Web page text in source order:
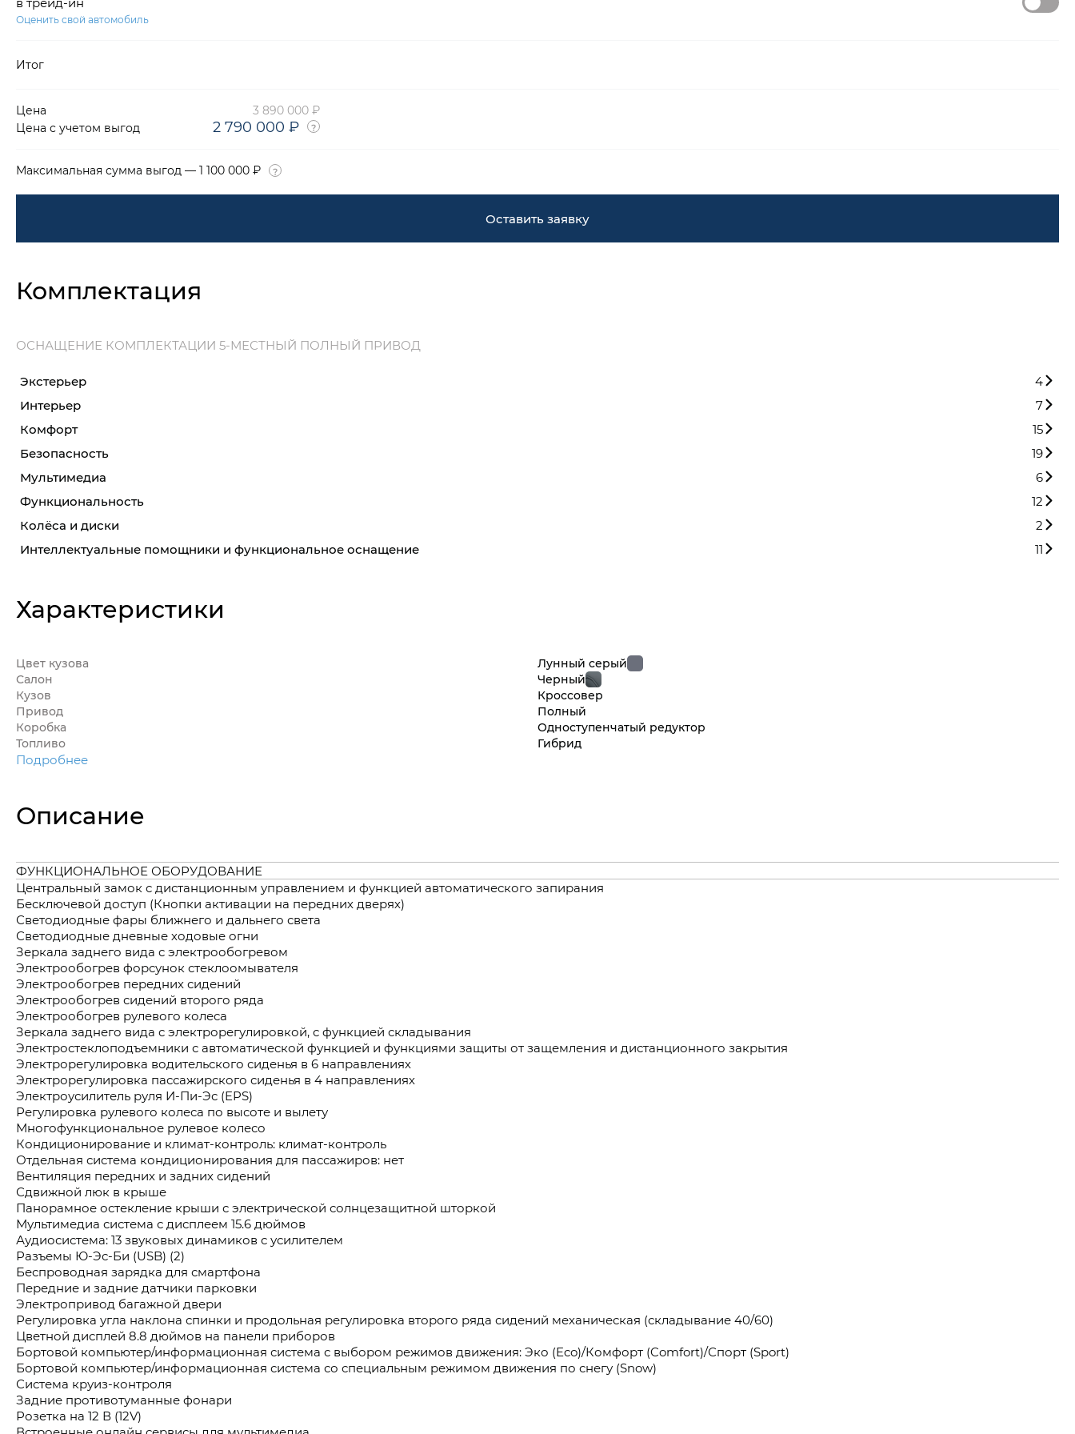
Оценить свой автомобиль
Итог
Цена
3 890 000 ₽
Цена с учетом выгод
2 790 000 ₽
Максимальная сумма выгод — 1 100 000 ₽
Оставить заявку
Комплектация
ОСНАЩЕНИЕ КОМПЛЕКТАЦИИ 5-МЕСТНЫЙ ПОЛНЫЙ ПРИВОД
Экстерьер
4
Интерьер
7
Комфорт
15
Безопасность
19
Мультимедиа
6
Функциональность
12
Колёса и диски
2
Интеллектуальные помощники и функциональное оснащение
11
Характеристики
Цвет кузова
Лунный серый
Салон
Черный
Кузов
Кроссовер
Привод
Полный
Коробка
Одноступенчатый редуктор
Топливо
Гибрид
Подробнее
Описание
ФУНКЦИОНАЛЬНОЕ ОБОРУДОВАНИЕ
Центральный замок с дистанционным управлением и функцией автоматического запирания
Бесключевой доступ (Кнопки активации на передних дверях)
Светодиодные фары ближнего и дальнего света
Светодиодные дневные ходовые огни
Зеркала заднего вида с электрообогревом
Электрообогрев форсунок стеклоомывателя
Электрообогрев передних сидений
Электрообогрев сидений второго ряда
Электрообогрев рулевого колеса
Зеркала заднего вида с электрорегулировкой, с функцией складывания
Электростеклоподъемники с автоматической функцией и функциями защиты от защемления и дистанционного закрытия
Электрорегулировка водительского сиденья в 6 направлениях
Электрорегулировка пассажирского сиденья в 4 направлениях
Электроусилитель руля И-Пи-Эс (EPS)
Регулировка рулевого колеса по высоте и вылету
Многофункциональное рулевое колесо
Кондиционирование и климат-контроль: климат-контроль
Отдельная система кондиционирования для пассажиров: нет
Вентиляция передних и задних сидений
Сдвижной люк в крыше
Панорамное остекление крыши с электрической солнцезащитной шторкой
Мультимедиа система с дисплеем 15.6 дюймов
Аудиосистема: 13 звуковых динамиков с усилителем
Разъемы Ю-Эс-Би (USB) (2)
Беспроводная зарядка для смартфона
Передние и задние датчики парковки
Электропривод багажной двери
Регулировка угла наклона спинки и продольная регулировка второго ряда сидений механическая (складывание 40/60)
Цветной дисплей 8.8 дюймов на панели приборов
Бортовой компьютер/информационная система с выбором режимов движения: Эко (Eco)/Комфорт (Comfort)/Спорт (Sport)
Бортовой компьютер/информационная система со специальным режимом движения по снегу (Snow)
Система круиз-контроля
Задние противотуманные фонари
Розетка на 12 В (12V)